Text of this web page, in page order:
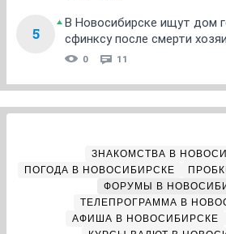
5
В Новосибирске ищут дом
сфинксу после смерти
0 11
ЗНАКОМСТВА В
ПОГОДА В НОВОСИБИРСКЕ
ФОРУМЫ В
ТЕЛЕПРОГРАММА В
АФИША В НОВОСИБИРСКЕ